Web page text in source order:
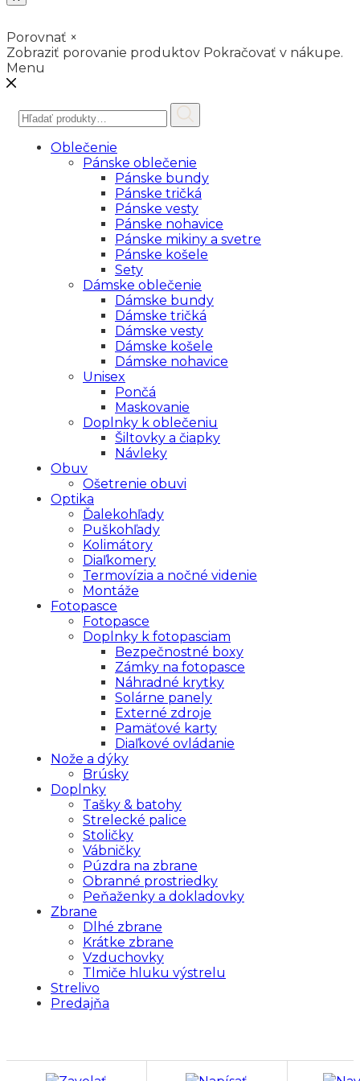
Porovnať ×
Zobraziť porovanie produktov Pokračovať v nákupe.
Menu
Hľadať:
Oblečenie
Pánske oblečenie
Pánske bundy
Pánske tričká
Pánske vesty
Pánske nohavice
Pánske mikiny a svetre
Pánske košele
Sety
Dámske oblečenie
Dámske bundy
Dámske tričká
Dámske vesty
Dámske košele
Dámske nohavice
Unisex
Pončá
Maskovanie
Doplnky k oblečeniu
Šiltovky a čiapky
Návleky
Obuv
Ošetrenie obuvi
Optika
Ďalekohľady
Puškohľady
Kolimátory
Diaľkomery
Termovízia a nočné videnie
Montáže
Fotopasce
Fotopasce
Doplnky k fotopasciam
Bezpečnostné boxy
Zámky na fotopasce
Náhradné krytky
Solárne panely
Externé zdroje
Pamäťové karty
Diaľkové ovládanie
Nože a dýky
Brúsky
Doplnky
Tašky & batohy
Strelecké palice
Stoličky
Vábničky
Púzdra na zbrane
Obranné prostriedky
Peňaženky a dokladovky
Zbrane
Dlhé zbrane
Krátke zbrane
Vzduchovky
Tlmiče hluku výstrelu
Strelivo
Predajňa